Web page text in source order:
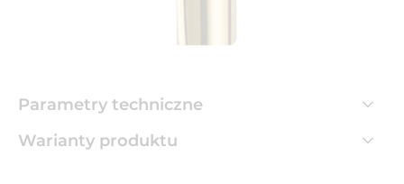
Parametry techniczne
Warianty produktu